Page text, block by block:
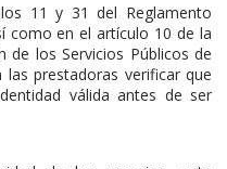
11 y 31 del Reglamento
como en el artículo 10 de la
de los Servicios Públicos de
las prestadoras verificar que
válida antes de ser